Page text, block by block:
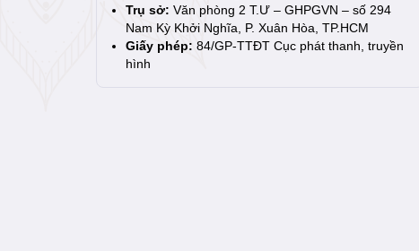
Trụ sở: Văn phòng 2 T.Ư – GHPGVN – số 294
Nam Kỳ Khởi Nghĩa, P. Xuân Hòa, TP.HCM
Giấy phép: 84/GP-TTĐT Cục phát thanh, truyền
hình